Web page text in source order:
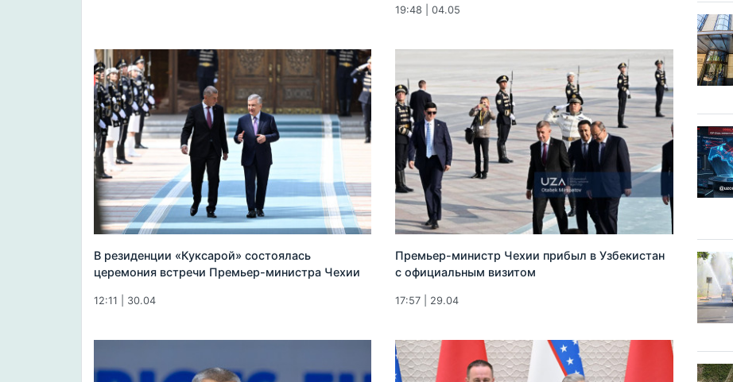
19:48 | 04.05
В резиденции «Куксарой» состоялась
церемония встречи Премьер-министра Чехии
12:11 | 30.04
Премьер-министр Чехии прибыл в Узбекистан
с официальным визитом
17:57 | 29.04